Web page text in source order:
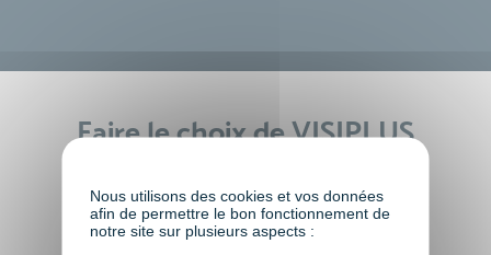
Faire le choix de VISIPLUS
Nous utilisons des cookies et vos données
afin de permettre le bon fonctionnement de
notre site sur plusieurs aspects :